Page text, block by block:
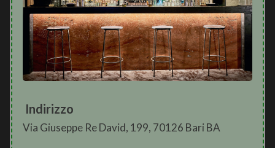
Indirizzo
Via Giuseppe Re David, 199, 70126 Bari BA